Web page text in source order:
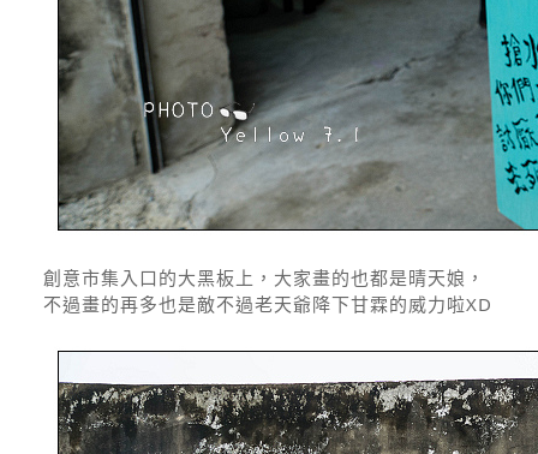
創意市集入口的大黑板上，大家畫的也都是晴天娘，
不過畫的再多也是敵不過老天爺降下甘霖的威力啦XD